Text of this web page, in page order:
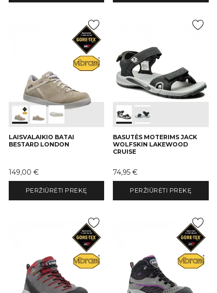
LAISVALAIKIO BATAI
BESTARD LONDON
Kaina
149,00 €
PERŽIŪRĖTI PREKĘ
BASUTĖS MOTERIMS JACK
WOLFSKIN LAKEWOOD
CRUISE
Kaina
74,95 €
PERŽIŪRĖTI PREKĘ